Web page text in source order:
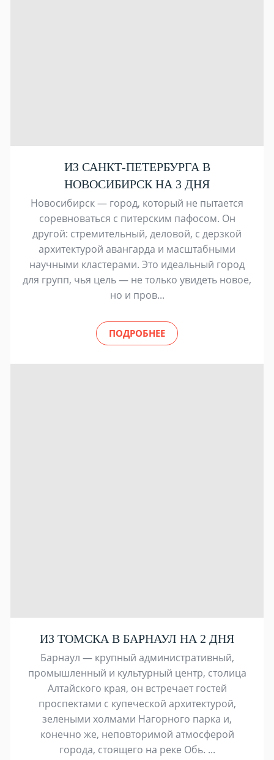
ИЗ САНКТ-ПЕТЕРБУРГА В
НОВОСИБИРСК НА 3 ДНЯ
Новосибирск — город, который не пытается
соревноваться с питерским пафосом. Он
другой: стремительный, деловой, с дерзкой
архитектурой авангарда и масштабными
научными кластерами. Это идеальный город
для групп, чья цель — не только увидеть новое,
но и пров...
ПОДРОБНЕЕ
ИЗ ТОМСКА В БАРНАУЛ НА 2 ДНЯ
Барнаул — крупный административный,
промышленный и культурный центр, столица
Алтайского края, он встречает гостей
проспектами с купеческой архитектурой,
зелеными холмами Нагорного парка и,
конечно же, неповторимой атмосферой
города, стоящего на реке Обь. ...